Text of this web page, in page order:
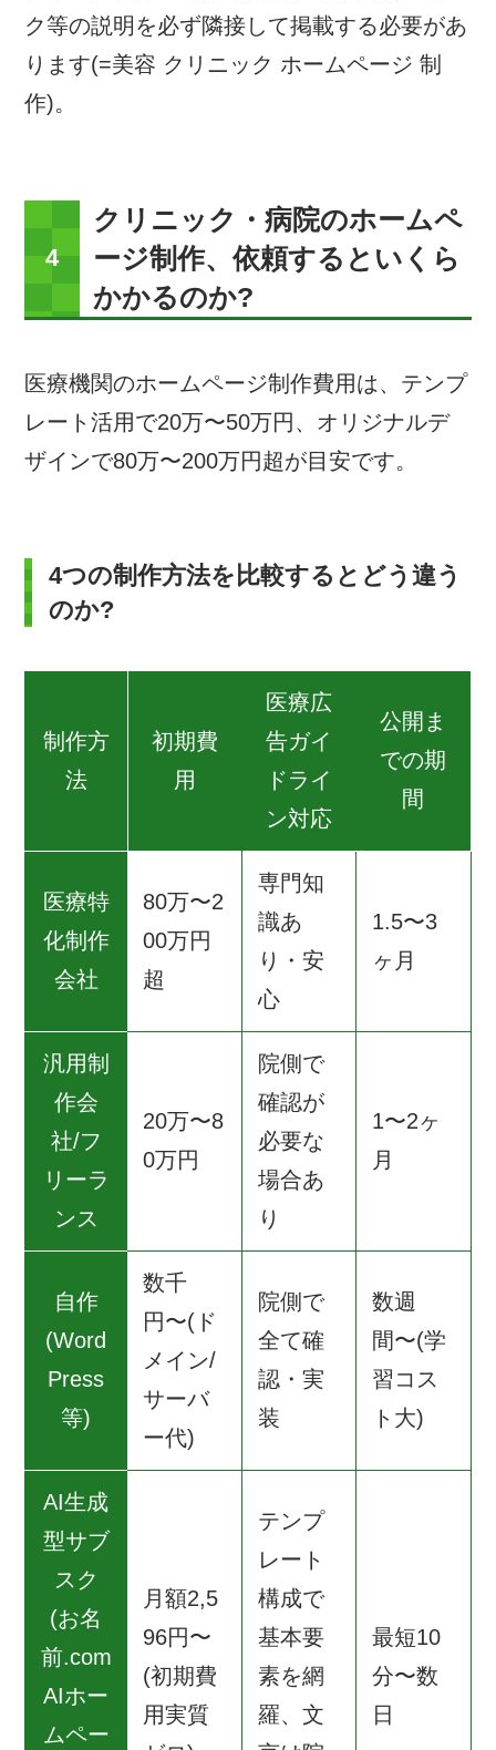
ク等の説明を必ず隣接して掲載する必要があ
ります(=美容 クリニック ホームページ 制
作)。
クリニック・病院のホームペ
ージ制作、依頼するといくら
かかるのか?
医療機関のホームページ制作費用は、テンプ
レート活用で20万〜50万円、オリジナルデ
ザインで80万〜200万円超が目安です。
4つの制作方法を比較するとどう違う
のか?
制作方
法
初期費
用
医療広
告ガイ
ドライ
ン対応
公開ま
での期
間
医療特
化制作
会社
80万〜2
00万円
超
専門知
識あ
り・安
心
1.5〜3
ヶ月
汎用制
作会
社/フ
リーラ
ンス
20万〜8
0万円
院側で
確認が
必要な
場合あ
り
1〜2ヶ
月
自作
(Word
Press
等)
数千
円〜(ド
メイン/
サーバ
ー代)
院側で
全て確
認・実
装
数週
間〜(学
習コス
ト大)
AI生成
型サブ
スク
(お名
前.com
AIホー
ムペー
月額2,5
96円〜
(初期費
用実質
テンプ
レート
構成で
基本要
素を網
羅、文
最短10
分〜数
日